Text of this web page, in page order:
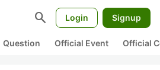
search Login Signup
Question Official Event Official